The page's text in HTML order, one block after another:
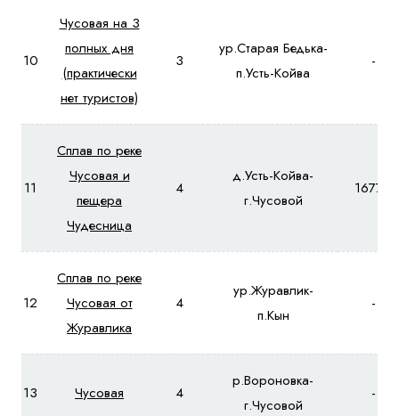
10
Чусовая на 3
полных дня
(практически
нет туристов)
3
ур.Старая Бедька-
п.Усть-Койва
-
11
Сплав по реке
Чусовая и
пещера
Чудесница
4
д.Усть-Койва-
г.Чусовой
16770
12
Сплав по реке
Чусовая от
Журавлика
4
ур.Журавлик-
п.Кын
-
13 Чусовая 4
р.Вороновка-
г.Чусовой
-